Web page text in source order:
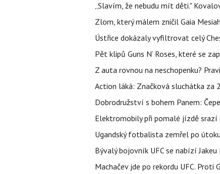
„Slavím, že nebudu mít děti."
Zlom, který málem zničil Gaia
Ústřice dokázaly vyfiltrovat celý
Pět klipů Guns N‘ Roses, které se
Z auta rovnou na neschopenku?
Action láká: Značková sluchátka
Dobrodružství s bohem Panem:
Elektromobily při pomalé jízdě srazí
Ugandský fotbalista zemřel po
Bývalý bojovník UFC se nabízí
Machačev jde po rekordu UFC. Proti